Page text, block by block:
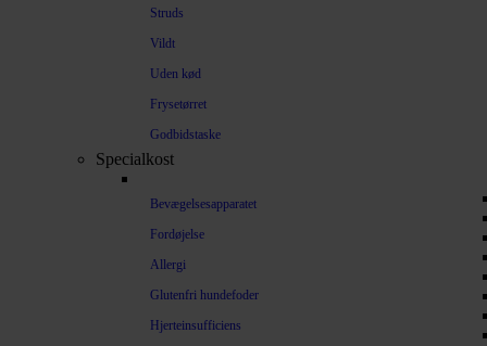
Struds
Vildt
Uden kød
Frysetørret
Godbidstaske
Specialkost
Bevægelsesapparatet
Fordøjelse
Allergi
Glutenfri hundefoder
Hjerteinsufficiens